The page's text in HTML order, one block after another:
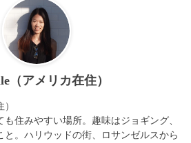
（アメリカ在住）
住みやすい場所。趣味はジョギング、
と。ハリウッドの街、ロサンゼルスから